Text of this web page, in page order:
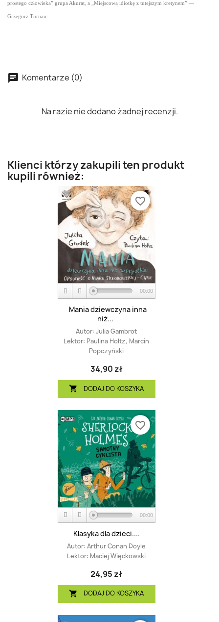
prostego człowieka” grupa Akurat, a „Miejscową idiotkę z tutejszym kretynem” —
Grzegorz Turnau.
Komentarze (0)
Na razie nie dodano żadnej recenzji.
Klienci którzy zakupili ten produkt
kupili również:
00:00
Mania dziewczyna inna
niż...
Autor: Julia Gambrot
Lektor: Paulina Holtz, Marcin
Popczyński
34,90 zł
 DODAJ DO KOSZYKA
favorite_border
00:00
Klasyka dla dzieci....
Autor: Arthur Conan Doyle
Lektor: Maciej Więckowski
24,95 zł
 DODAJ DO KOSZYKA
favorite_border